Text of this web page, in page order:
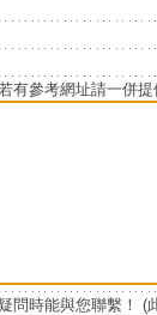
有參考網址請一併提
問時能與您聯繫！ (